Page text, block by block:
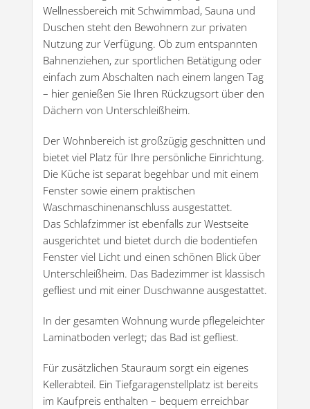
Wellnessbereich mit Schwimmbad, Sauna und
Duschen steht den Bewohnern zur privaten
Nutzung zur Verfügung. Ob zum entspannten
Bahnenziehen, zur sportlichen Betätigung oder
einfach zum Abschalten nach einem langen Tag
– hier genießen Sie Ihren Rückzugsort über den
Dächern von Unterschleißheim.
Der Wohnbereich ist großzügig geschnitten und
bietet viel Platz für Ihre persönliche Einrichtung.
Die Küche ist separat begehbar und mit einem
Fenster sowie einem praktischen
Waschmaschinenanschluss ausgestattet.
Das Schlafzimmer ist ebenfalls zur Westseite
ausgerichtet und bietet durch die bodentiefen
Fenster viel Licht und einen schönen Blick über
Unterschleißheim. Das Badezimmer ist klassisch
gefliest und mit einer Duschwanne ausgestattet.
In der gesamten Wohnung wurde pflegeleichter
Laminatboden verlegt; das Bad ist gefliest.
Für zusätzlichen Stauraum sorgt ein eigenes
Kellerabteil. Ein Tiefgaragenstellplatz ist bereits
im Kaufpreis enthalten – bequem erreichbar